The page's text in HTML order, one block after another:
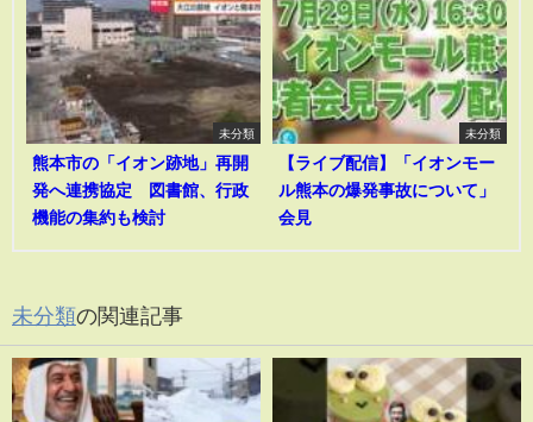
未分類
熊本市の「イオン跡地」再開
発へ連携協定 図書館、行政
機能の集約も検討
未分類
【ライブ配信】「イオンモー
ル熊本の爆発事故について」
会見
未分類の関連記事